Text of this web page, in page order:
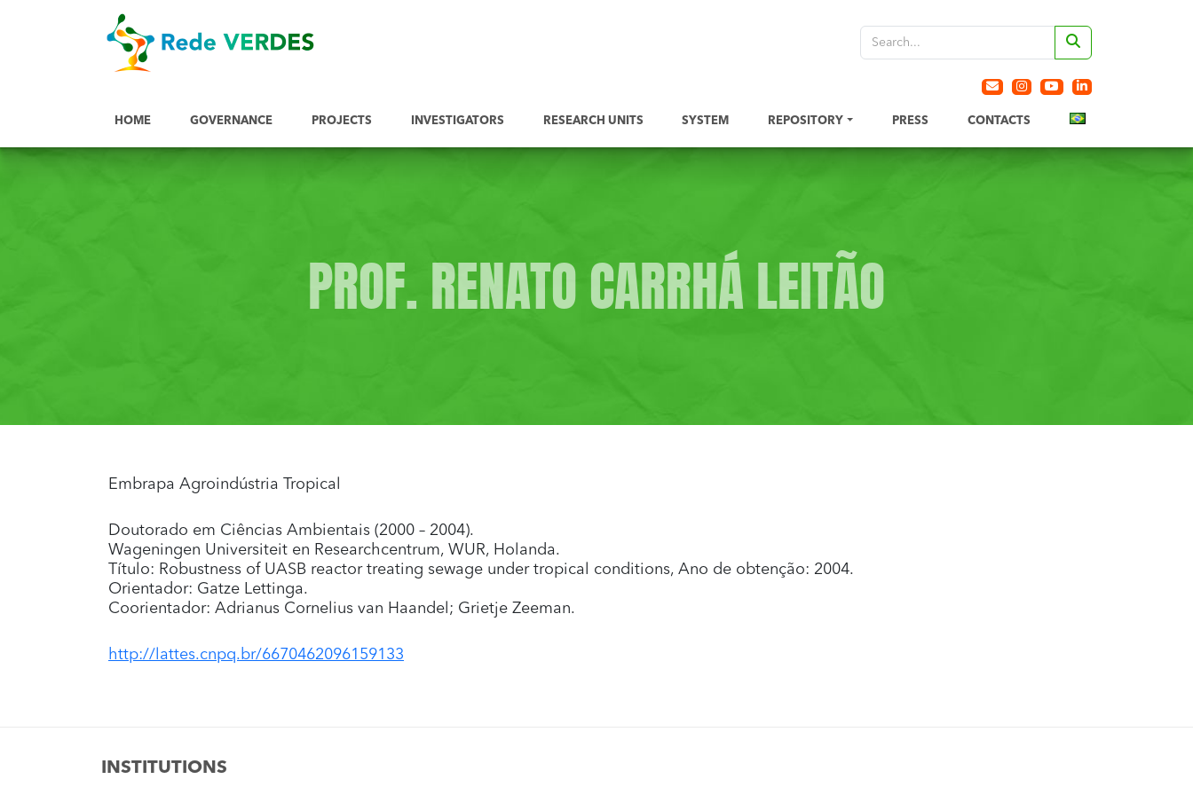
HOME GOVERNANCE PROJECTS INVESTIGATORS RESEARCH UNITS SYSTEM REPOSITORY PRESS CONTACTS
PROF. RENATO CARRHÁ LEITÃO
Embrapa Agroindústria Tropical
Doutorado em Ciências Ambientais (2000 – 2004).
Wageningen Universiteit en Researchcentrum, WUR, Holanda.
Título: Robustness of UASB reactor treating sewage under tropical conditions, Ano de obtenção: 2004.
Orientador: Gatze Lettinga.
Coorientador: Adrianus Cornelius van Haandel; Grietje Zeeman.
http://lattes.cnpq.br/6670462096159133
INSTITUTIONS